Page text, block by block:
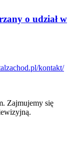
o udział w
Zajmujemy się